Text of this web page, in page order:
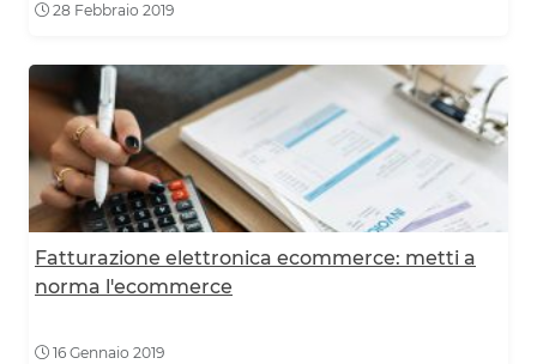
28 Febbraio 2019
Fatturazione elettronica ecommerce: metti a
norma l'ecommerce
16 Gennaio 2019